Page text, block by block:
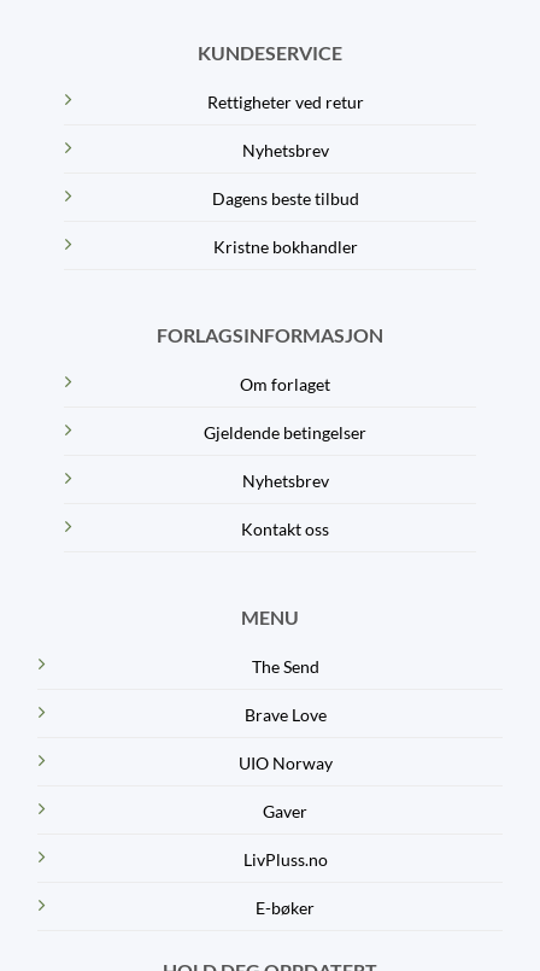
KUNDESERVICE
Rettigheter ved retur
Nyhetsbrev
Dagens beste tilbud
Kristne bokhandler
FORLAGSINFORMASJON
Om forlaget
Gjeldende betingelser
Nyhetsbrev
Kontakt oss
MENU
The Send
Brave Love
UIO Norway
Gaver
LivPluss.no
E-bøker